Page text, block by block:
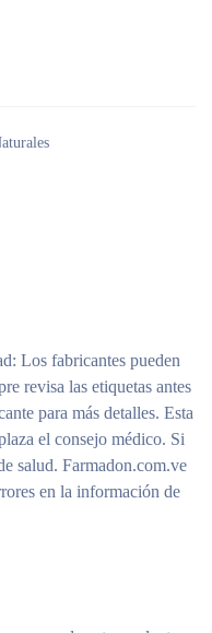
: Los fabricantes pueden
revisa las etiquetas antes
para más detalles. Esta
el consejo médico. Si
salud. Farmadon.com.ve
en la información de